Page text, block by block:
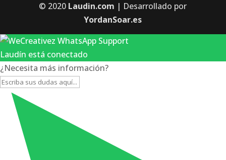
© 2020 Laudin.com | Desarrollado por
YordanSoar.es
Laudín está conectado
¿Necesita más información?